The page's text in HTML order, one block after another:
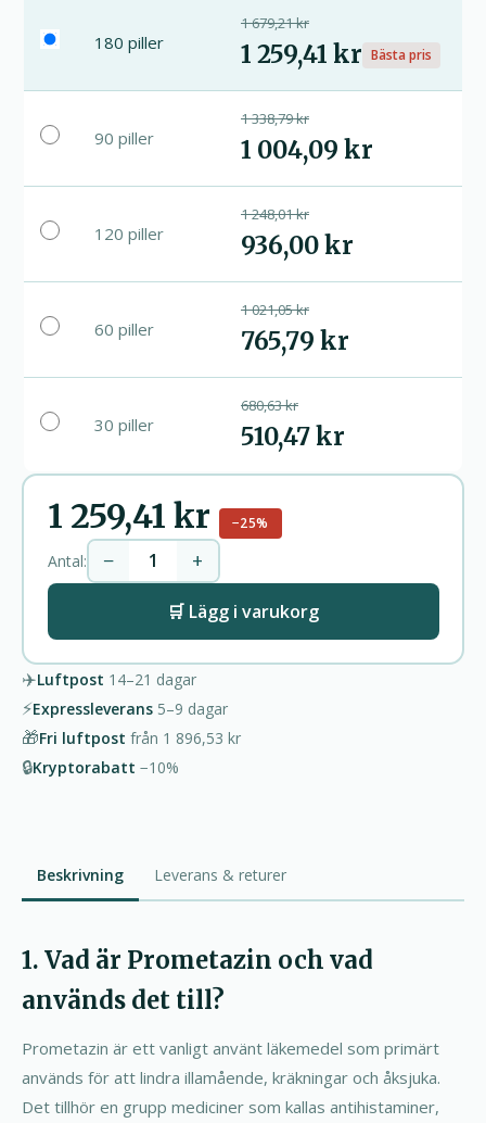
180 piller
1 679,21 kr
1 259,41 kr Bästa pris
90 piller
1 338,79 kr
1 004,09 kr
120 piller
1 248,01 kr
936,00 kr
60 piller
1 021,05 kr
765,79 kr
30 piller
680,63 kr
510,47 kr
1 259,41 kr −25%
Antal: − +
🛒 Lägg i varukorg
✈️Luftpost 14–21 dagar
⚡Expressleverans 5–9 dagar
🎁Fri luftpost från 1 896,53 kr
🔒Kryptorabatt −10%
Beskrivning Leverans & returer
1. Vad är Prometazin och vad
används det till?
Prometazin är ett vanligt använt läkemedel som primärt
används för att lindra illamående, kräkningar och åksjuka.
Det tillhör en grupp mediciner som kallas antihistaminer,